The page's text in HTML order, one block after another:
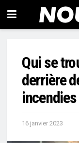
Qui se
derrière
incendies
16 janvier 2023